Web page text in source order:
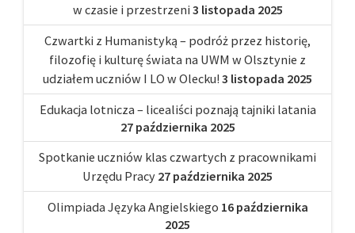
w czasie i przestrzeni 3 listopada 2025
Czwartki z Humanistyką – podróż przez historię,
filozofię i kulturę świata na UWM w Olsztynie z
udziałem uczniów I LO w Olecku! 3 listopada 2025
Edukacja lotnicza – licealiści poznają tajniki latania
27 października 2025
Spotkanie uczniów klas czwartych z pracownikami
Urzędu Pracy 27 października 2025
Olimpiada Języka Angielskiego 16 października
2025